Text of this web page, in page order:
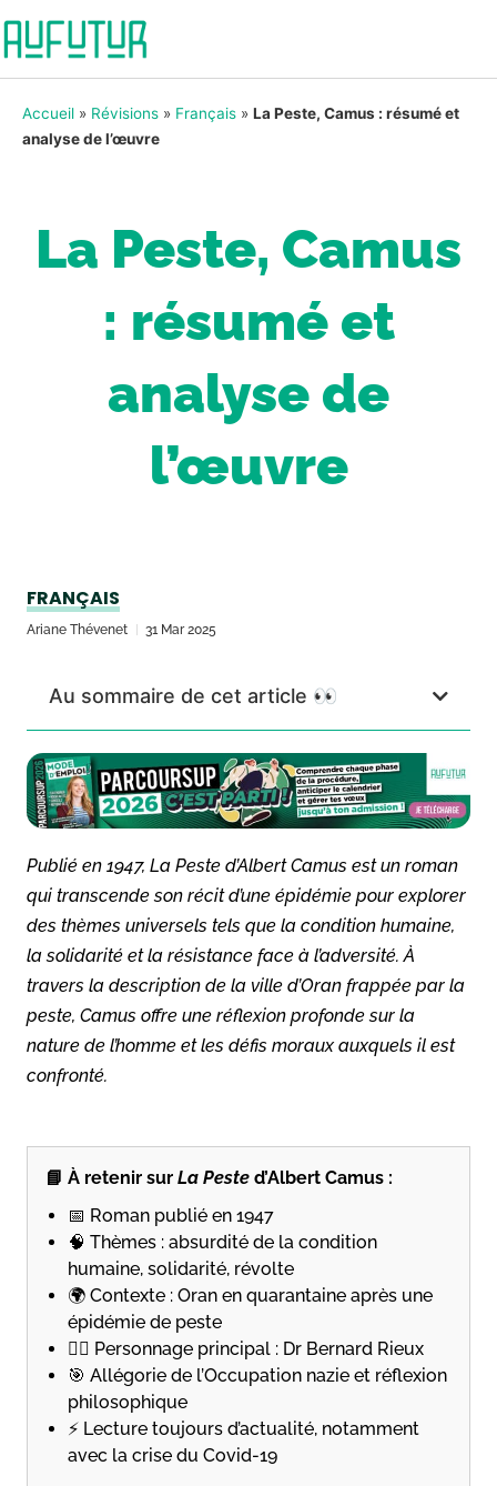
Accueil » Révisions » Français » La Peste, Camus : résumé et
analyse de l’œuvre
La Peste, Camus
: résumé et
analyse de
l’œuvre
FRANÇAIS
Ariane Thévenet 31 Mar 2025
Au sommaire de cet article 👀
Publié en 1947, La Peste d’Albert Camus est un roman
qui transcende son récit d’une épidémie pour explorer
des thèmes universels tels que la condition humaine,
la solidarité et la résistance face à l’adversité. À
travers la description de la ville d’Oran frappée par la
peste, Camus offre une réflexion profonde sur la
nature de l’homme et les défis moraux auxquels il est
confronté.
📘 À retenir sur La Peste d’Albert Camus :
📅 Roman publié en 1947
🧠 Thèmes : absurdité de la condition
humaine, solidarité, révolte
🌍 Contexte : Oran en quarantaine après une
épidémie de peste
👨‍⚕️ Personnage principal : Dr Bernard Rieux
🎯 Allégorie de l’Occupation nazie et réflexion
philosophique
⚡ Lecture toujours d’actualité, notamment
avec la crise du Covid-19